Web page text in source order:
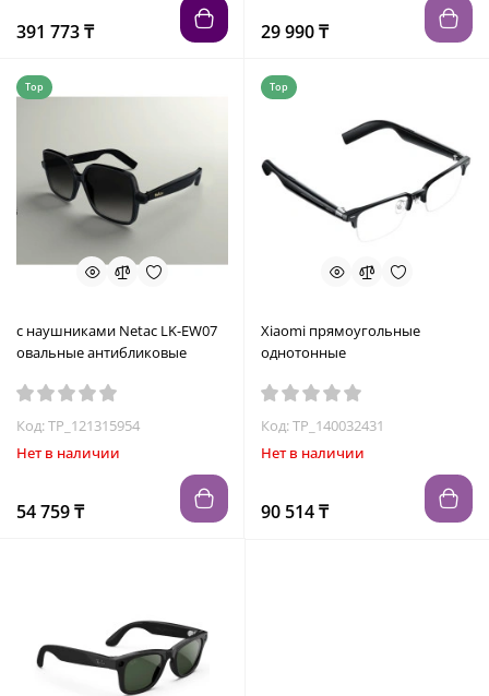
391 773 ₸ 29 990 ₸
Top
с наушниками Netac LK-EW07
овальные антибликовые
Код: TP_121315954
Нет в наличии
54 759 ₸
Top
Xiaomi прямоугольные
однотонные
Код: TP_140032431
Нет в наличии
90 514 ₸